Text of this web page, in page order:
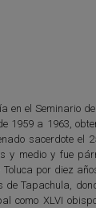
en el Seminario
1959 a 1963,
sacerdote el
y medio y fue
por diez
Tapachula,
como XLVI